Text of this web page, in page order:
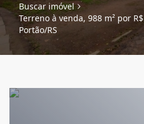
Buscar imóvel
Terreno à venda, 988 m² por
Portão/RS